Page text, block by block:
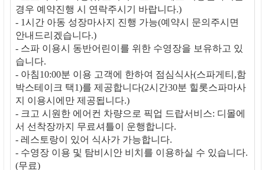
경우 예약진행 시 연락주시기 바랍니다.)
- 1시간 아동 성장마사지 진행 가능(예약시 문의주시면
안내드리겠습니다.)
- 스파 이용시 동반어린이를 위한 수영장을 보유하고 있
습니다.
- 아침10:00분 이용 고객에 한하여 점심식사(스파게티,함
박스테이크 택1)를 제공합니다(2시간30분 힐롯스파마사
지 이용시에만 제공됩니다.)
- 크고 시원한 에어컨 차량으로 픽업 드랍서비스: 디몰에
서 선착장까지 무료셔틀이 운행합니다.
- 레스토랑이 있어 식사가 가능합니다.
- 수영장 이용 및 탐비시안 비치를 이용하실 수 있습니다.
(무료)